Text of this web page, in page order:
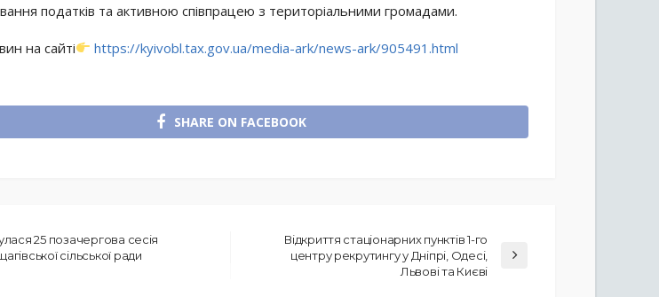
податків та активною співпрацею з територіальними громадами.
на сайті https://kyivobl.tax.gov.ua/media-ark/news-ark/905491.html
SHARE ON FACEBOOK
25 позачергова сесія
сільської ради
Відкриття стаціонарних пунктів 1-го
центру рекрутингу у Дніпрі, Одесі,
Львові та Києві